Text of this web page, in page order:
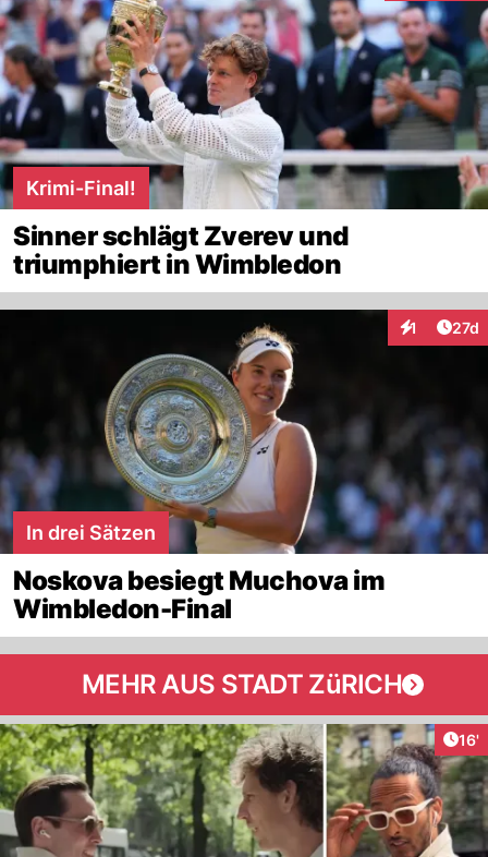
Krimi-Final!
Sinner schlägt Zverev und
triumphiert in Wimbledon
1 27d
In drei Sätzen
Noskova besiegt Muchova im
Wimbledon-Final
MEHR AUS STADT ZüRICH
16'